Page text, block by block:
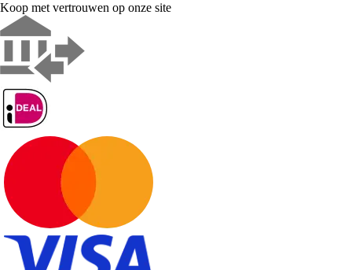
Koop met vertrouwen op onze site